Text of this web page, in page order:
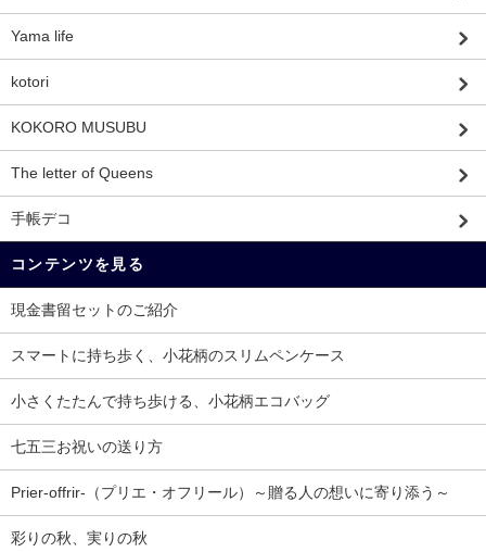
Yama life
kotori
KOKORO MUSUBU
The letter of Queens
手帳デコ
コンテンツを見る
現金書留セットのご紹介
スマートに持ち歩く、小花柄のスリムペンケース
小さくたたんで持ち歩ける、小花柄エコバッグ
七五三お祝いの送り方
Prier-offrir-（プリエ・オフリール）～贈る人の想いに寄り添う～
彩りの秋、実りの秋